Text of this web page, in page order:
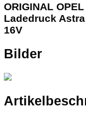
ORIGINAL
Ladedruck
16V
Bilder